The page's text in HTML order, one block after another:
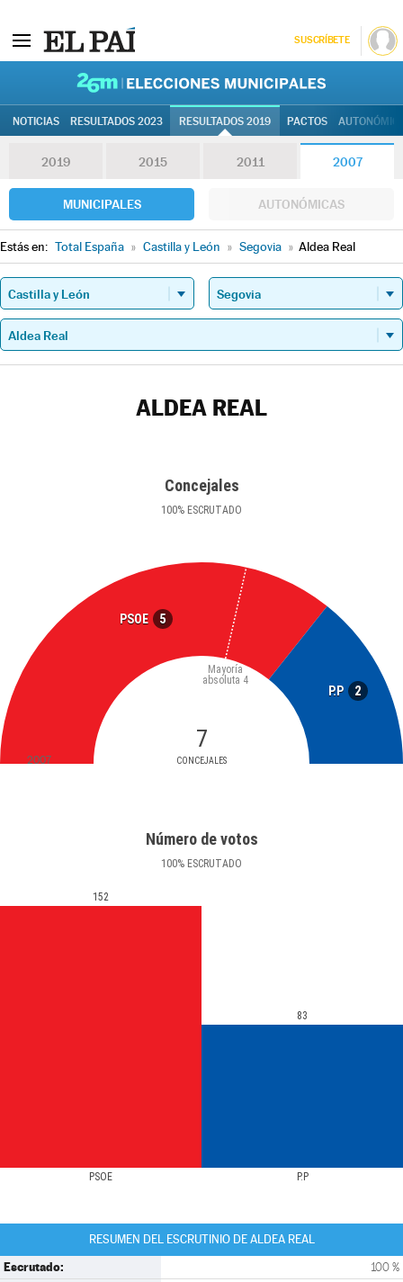
SUSCRÍBETE
NOTICIAS RESULTADOS 2023 RESULTADOS 2019 PACTOS
2019 2015 2011 2007
MUNICIPALES AUTONÓMICAS
Estás en: Total España » Castilla y León » Segovia » Aldea Real
ALDEA REAL
Concejales
100% ESCRUTADO
PSOE 5
P.P 2
7
CONCEJALES
Mayoría
absoluta 4
2007
Número de votos
100% ESCRUTADO
PSOE P.P
152
83
RESUMEN DEL ESCRUTINIO DE ALDEA REAL
Escrutado: 100 %